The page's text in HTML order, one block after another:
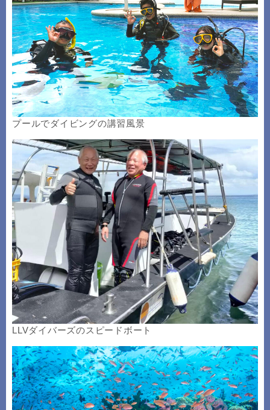
プールでダイビングの講習風景
LLVダイバーズのスピードボート